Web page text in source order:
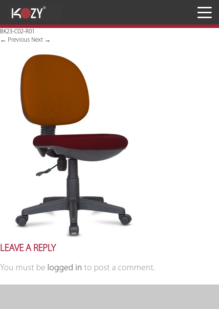
BK23-C02-R01
← Previous Next →
LEAVE A REPLY
You must be logged in to post a comment.
Penyimpanan
JASA RANCANG & BANGUN
Inaproc Site